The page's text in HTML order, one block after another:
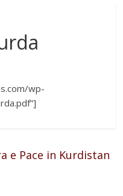
wp-
e Pace in Kurdistan